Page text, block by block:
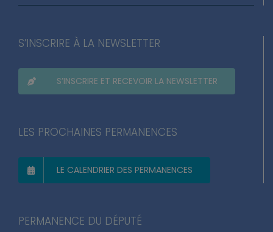
S’INSCRIRE À LA NEWSLETTER
S’INSCRIRE ET RECEVOIR LA NEWSLETTER
LES PROCHAINES PERMANENCES
LE CALENDRIER DES PERMANENCES
PERMANENCE DU DÉPUTÉ